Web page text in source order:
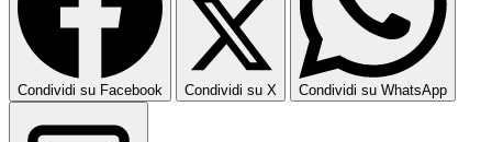
Condividi su Facebook Condividi su X Condividi su WhatsApp